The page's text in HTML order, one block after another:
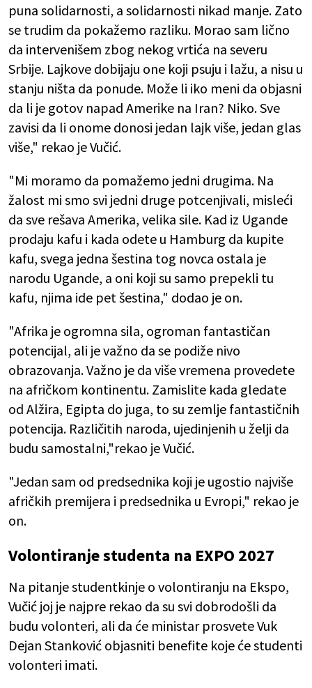
puna solidarnosti, a solidarnosti nikad manje. Zato
se trudim da pokažemo razliku. Morao sam lično
da intervenišem zbog nekog vrtića na severu
Srbije. Lajkove dobijaju one koji psuju i lažu, a nisu u
stanju ništa da ponude. Može li iko meni da objasni
da li je gotov napad Amerike na Iran? Niko. Sve
zavisi da li onome donosi jedan lajk više, jedan glas
više," rekao je Vučić.
"Mi moramo da pomažemo jedni drugima. Na
žalost mi smo svi jedni druge potcenjivali, misleći
da sve rešava Amerika, velika sile. Kad iz Ugande
prodaju kafu i kada odete u Hamburg da kupite
kafu, svega jedna šestina tog novca ostala je
narodu Ugande, a oni koji su samo prepekli tu
kafu, njima ide pet šestina," dodao je on.
"Afrika je ogromna sila, ogroman fantastičan
potencijal, ali je važno da se podiže nivo
obrazovanja. Važno je da više vremena provedete
na afričkom kontinentu. Zamislite kada gledate
od Alžira, Egipta do juga, to su zemlje fantastičnih
potencija. Različitih naroda, ujedinjenih u želji da
budu samostalni,"rekao je Vučić.
"Jedan sam od predsednika koji je ugostio najviše
afričkih premijera i predsednika u Evropi," rekao je
on.
Volontiranje studenta na EXPO 2027
Na pitanje studentkinje o volontiranju na Ekspo,
Vučić joj je najpre rekao da su svi dobrodošli da
budu volonteri, ali da će ministar prosvete Vuk
Dejan Stanković objasniti benefite koje će studenti
volonteri imati.